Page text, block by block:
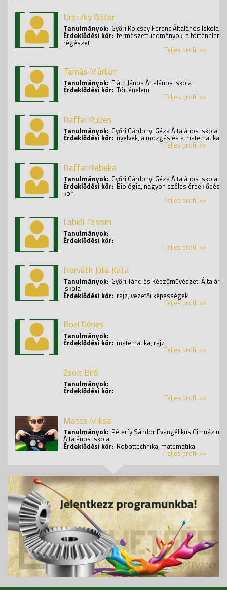
Ureczky Bátor
Tanulmányok: Győri Kölcsey Ferenc Általános Iskola
Érdeklődési kör: természettudományok, a történelem,
régészet
Teljes profil >>
Tamás Márton
Tanulmányok: Fiáth János Általános Iskola
Érdeklődési kör: Történelem
Teljes profil >>
Raffai Ruben
Tanulmányok: Győri Gárdonyi Géza Általános Iskola
Érdeklődési kör: nyelvek, a mozgás és a matematika
Teljes profil >>
Raffai Rebeka
Tanulmányok: Győri Gárdonyi Géza Általános Iskola
Érdeklődési kör: Biológia, nagyon széles érdeklődési
kör.
Teljes profil >>
Labidi Tasnim
Tanulmányok:
Érdeklődési kör:
Teljes profil >>
Horváth Júlia Kata
Tanulmányok: Győri Tánc-és Képzőművészeti
Iskola
Érdeklődési kör: rajz, vezetői képességek
Teljes profil >>
Bozi Dénes
Tanulmányok:
Érdeklődési kör: matematika, rajz
Teljes profil >>
Zsolt Biró
Tanulmányok:
Érdeklődési kör:
Teljes profil >>
Matos Miksa
Tanulmányok: Péterfy Sándor Evangélikus Gimnázium,
Általános Iskola
Érdeklődési kör: Robottechnika, matematika
Teljes profil >>